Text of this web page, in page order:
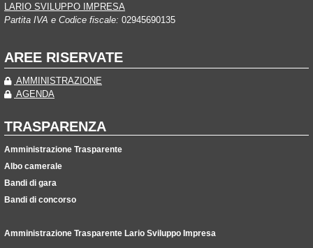
LARIO SVILUPPO IMPRESA
Partita IVA e Codice fiscale: 02945690135
AREE RISERVATE
AMMINISTRAZIONE
AGENDA
TRASPARENZA
Amministrazione Trasparente
Albo camerale
Bandi di gara
Bandi di concorso
Amministrazione Trasparente Lario Sviluppo Impresa